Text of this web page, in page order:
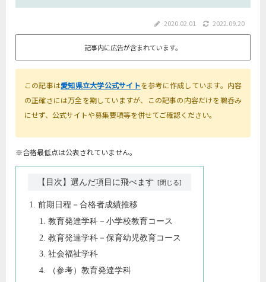
2020.02.01 2022.09.20
記事内に広告が含まれています。
この記事は愛知県立大学公式サイトを参考に作成しています。内容
の正確さには万全を期していますが、この記事の内容だけを鵜呑み
にせず、公式サイトや募集要項等を併せてご確認ください。
※合格最低点は公表されていません。
【目次】選んだ項目に飛べます
前期日程－合格者成績推移
教育発達学科－小学校教育コース
教育発達学科－保育幼児教育コース
社会福祉学科
（参考）教育発達学科